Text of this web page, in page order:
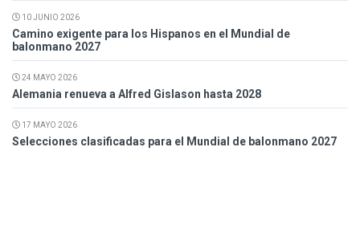
10 JUNIO 2026
Camino exigente para los Hispanos en el Mundial de
balonmano 2027
24 MAYO 2026
Alemania renueva a Alfred Gislason hasta 2028
17 MAYO 2026
Selecciones clasificadas para el Mundial de balonmano 2027